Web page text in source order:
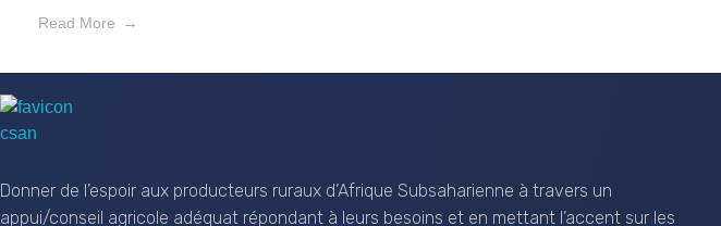
Read More
Donner de l’espoir aux producteurs ruraux d’Afrique Subsaharienne à travers un
appui/conseil agricole adéquat répondant à leurs besoins et en mettant l’accent sur les